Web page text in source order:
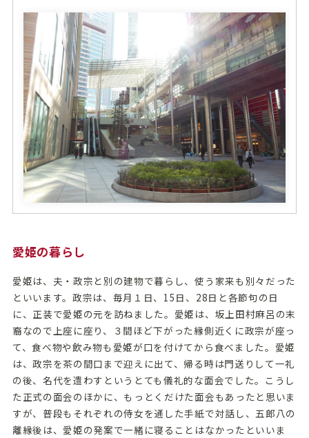
愛姫の暮らし
愛姫は、夫・政宗と別の建物で暮らし、使う家来も別々だった
といいます。政宗は、毎月１日、15日、28日と各節句の日
に、正装で愛姫の元を訪ねました。愛姫は、坂上田村麻呂の末
裔なので上座に座り、３間ほど下がった縁側近くに政宗が座っ
て、食べ物や飲み物も愛姫が口を付けてから食べました。愛姫
は、政宗を茶の間口まで迎えに出て、帰る時は門送りして一礼
の後、名代を遣わすというとても儀礼的な面会でした。こうし
た正式の面会のほかに、もっとくだけた面会もあったと思いま
すが、普段もそれぞれの侍女を通した手紙で対話し、五郎八の
離縁後は、愛姫の発案で一緒に寝ることはなかったといいま